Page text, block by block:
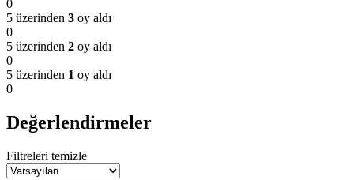
0
5 üzerinden 3 oy aldı
0
5 üzerinden 2 oy aldı
0
5 üzerinden 1 oy aldı
0
Değerlendirmeler
Filtreleri temizle